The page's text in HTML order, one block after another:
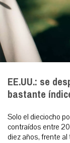
EE.UU.: se
bastante
Solo el dieciocho
contraídos entre
diez años, frente al